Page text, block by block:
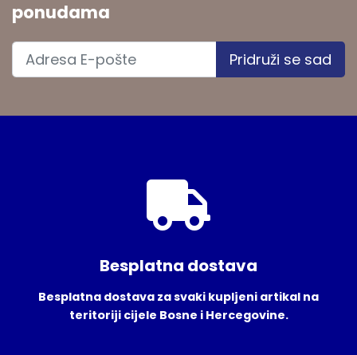
ponudama
Pridruži se sad
Besplatna dostava
Besplatna dostava za svaki kupljeni artikal na
teritoriji cijele Bosne i Hercegovine.